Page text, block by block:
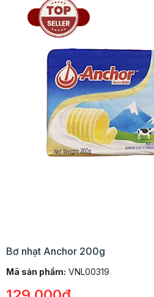
Bơ nhạt Anchor 200g
Mã sản phẩm: VNL00319